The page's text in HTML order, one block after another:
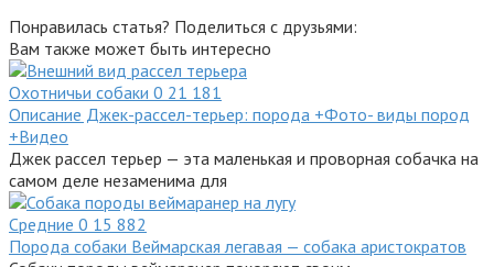
Понравилась статья? Поделиться с друзьями:
Вам также может быть интересно
Охотничьи собаки 0 21 181
Описание Джек-рассел-терьер: порода +Фото- виды пород
+Видео
Джек рассел терьер — эта маленькая и проворная собачка на
самом деле незаменима для
Средние 0 15 882
Порода собаки Веймарская легавая — собака аристократов